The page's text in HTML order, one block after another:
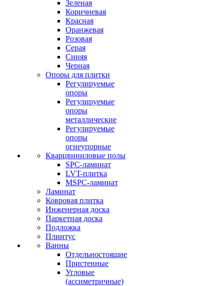
Зеленая
Коричневая
Красная
Оранжевая
Розовая
Серая
Синяя
Черная
Опоры для плитки
Регулируемые
опоры
Регулируемые
опоры
металлические
Регулируемые
опоры
огнеупорные
Кварцвиниловые полы
SPC-ламинат
LVT-плитка
MSPC-ламинат
Ламинат
Ковровая плитка
Инженерная доска
Паркетная доска
Подложка
Плинтус
Ванны
Отдельностоящие
Пристенные
Угловые
(ассиметричные)